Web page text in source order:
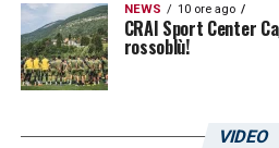
NEWS 10 ore ago
CRAI Sport Center
rossoblù!
VIDEO